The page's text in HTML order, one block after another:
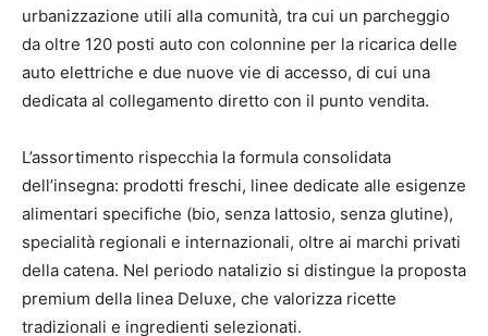
urbanizzazione utili alla comunità, tra cui un parcheggio
da oltre 120 posti auto con colonnine per la ricarica delle
auto elettriche e due nuove vie di accesso, di cui una
dedicata al collegamento diretto con il punto vendita.
L’assortimento rispecchia la formula consolidata
dell’insegna: prodotti freschi, linee dedicate alle esigenze
alimentari specifiche (bio, senza lattosio, senza glutine),
specialità regionali e internazionali, oltre ai marchi privati
della catena. Nel periodo natalizio si distingue la proposta
premium della linea Deluxe, che valorizza ricette
tradizionali e ingredienti selezionati.